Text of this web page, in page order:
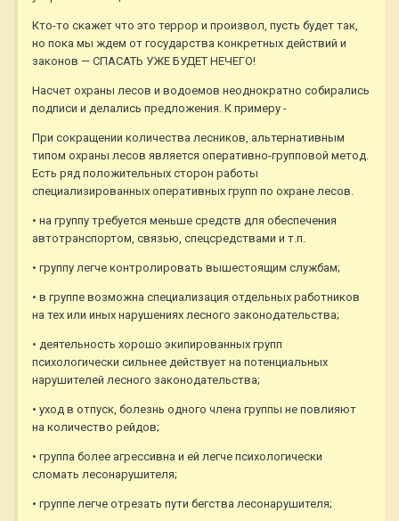
Кто-то скажет что это террор и произвол, пусть будет так,
но пока мы ждем от государства конкретных действий и
законов — СПАСАТЬ УЖЕ БУДЕТ НЕЧЕГО!
Насчет охраны лесов и водоемов неоднократно собирались
подписи и делались предложения. К примеру -
При сокращении количества лесников, альтернативным
типом охраны лесов является оперативно-групповой метод.
Есть ряд положительных сторон работы
специализированных оперативных групп по охране лесов.
• на группу требуется меньше средств для обеспечения
автотранспортом, связью, спецсредствами и т.п.
• группу легче контролировать вышестоящим службам;
• в группе возможна специализация отдельных работников
на тех или иных нарушениях лесного законодательства;
• деятельность хорошо экипированных групп
психологически сильнее действует на потенциальных
нарушителей лесного законодательства;
• уход в отпуск, болезнь одного члена группы не повлияют
на количество рейдов;
• группа более агрессивна и ей легче психологически
сломать лесонарушителя;
• группе легче отрезать пути бегства лесонарушителя;